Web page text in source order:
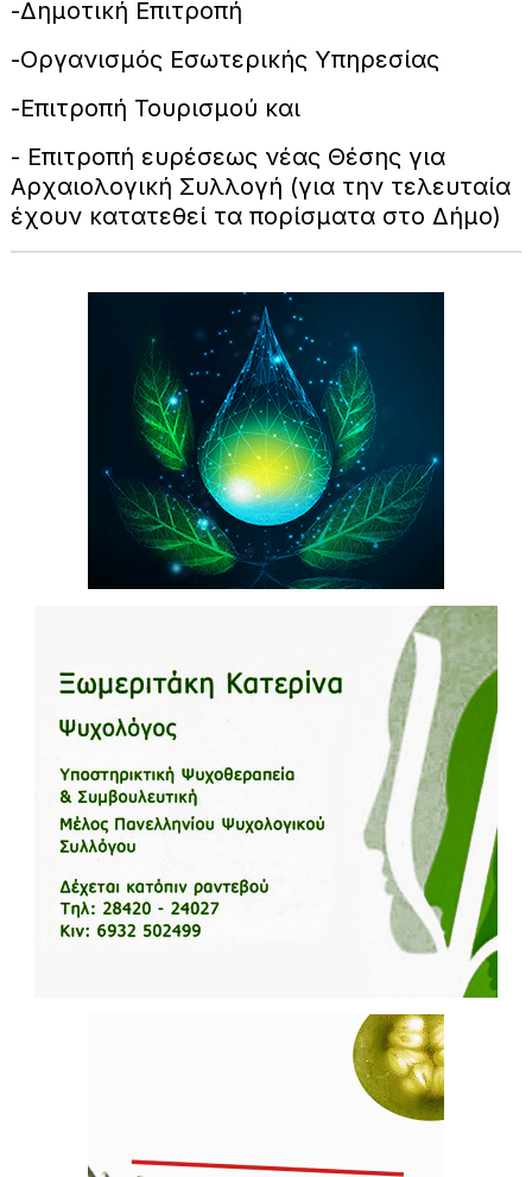
-Δημοτική Επιτροπή
-Οργανισμός Εσωτερικής Υπηρεσίας
-Επιτροπή Τουρισμού και
- Επιτροπή ευρέσεως νέας Θέσης για
Αρχαιολογική Συλλογή (για την τελευταία
έχουν κατατεθεί τα πορίσματα στο Δήμο)